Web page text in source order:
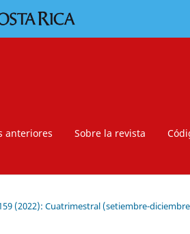
anteriores Sobre la revista
(2022): Cuatrimestral (setiembre-